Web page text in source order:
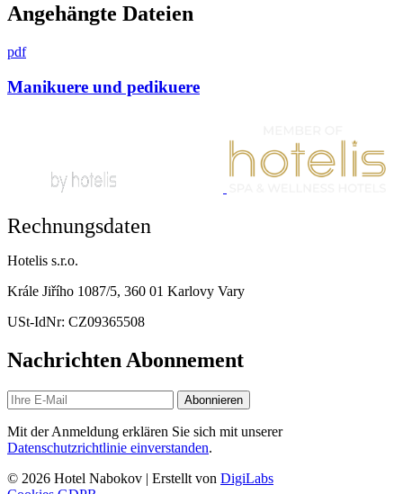
Angehängte Dateien
pdf
Manikuere und pedikuere
Rechnungsdaten
Hotelis s.r.o.
Krále Jiřího 1087/5, 360 01 Karlovy Vary
USt-IdNr: CZ09365508
Nachrichten Abonnement
Abonnieren
Mit der Anmeldung erklären Sie sich mit unserer
Datenschutzrichtlinie einverstanden.
© 2026 Hotel Nabokov | Erstellt von DigiLabs